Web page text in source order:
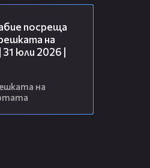
посреща
на
юли 2026 |
на